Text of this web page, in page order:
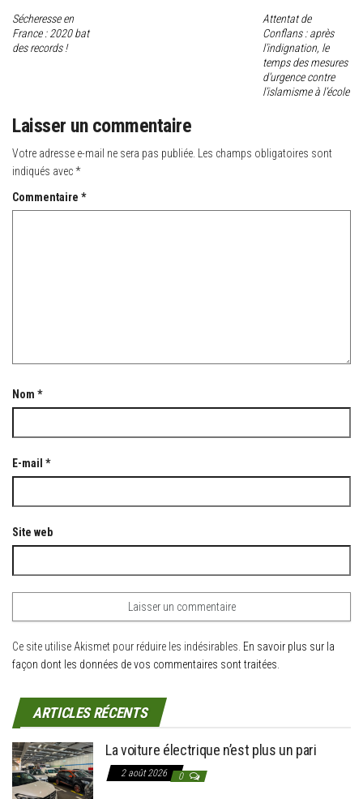
Sécheresse en
France : 2020 bat
des records !
Attentat de
Conflans : après
l’indignation, le
temps des mesures
d’urgence contre
l’islamisme à l’école
Laisser un commentaire
Votre adresse e-mail ne sera pas publiée. Les champs obligatoires sont
indiqués avec*
Commentaire *
Nom *
E-mail *
Site web
Ce site utilise Akismet pour réduire les indésirables. En savoir plus sur la
façon dont les données de vos commentaires sont traitées
ARTICLES RÉCENTS
La voiture électrique n’est plus un pari
2 août 2026 0